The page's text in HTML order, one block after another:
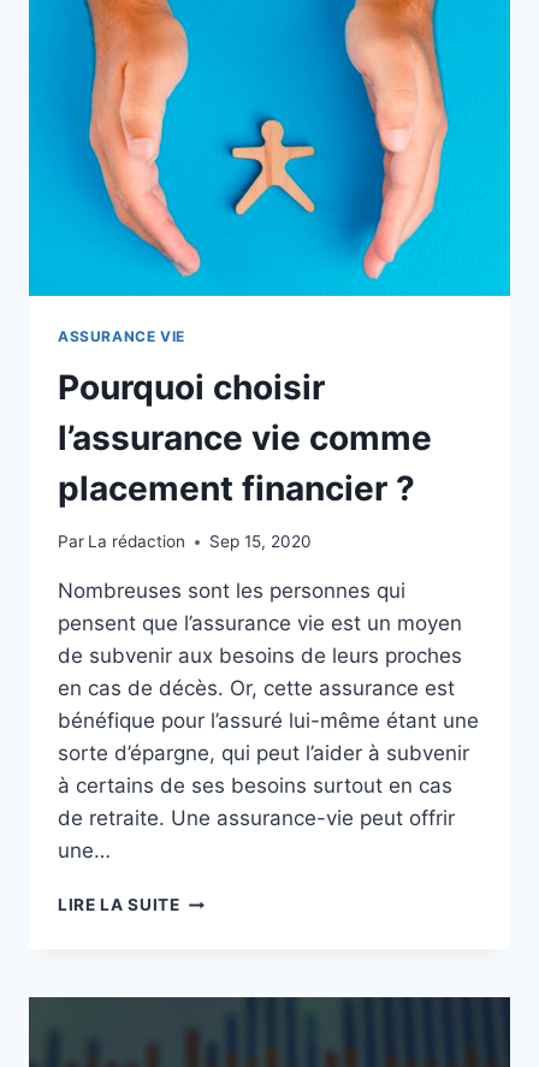
ASSURANCE
PROFESSIONNELLE
ASSURANCE VIE
Pourquoi choisir
l’assurance vie comme
placement financier ?
Par La rédaction Sep 15, 2020
Nombreuses sont les personnes qui
pensent que l’assurance vie est un moyen
de subvenir aux besoins de leurs proches
en cas de décès. Or, cette assurance est
bénéfique pour l’assuré lui-même étant une
sorte d’épargne, qui peut l’aider à subvenir
à certains de ses besoins surtout en cas
de retraite. Une assurance-vie peut offrir
une…
LIRE LA SUITEPOURQUOI
COMME